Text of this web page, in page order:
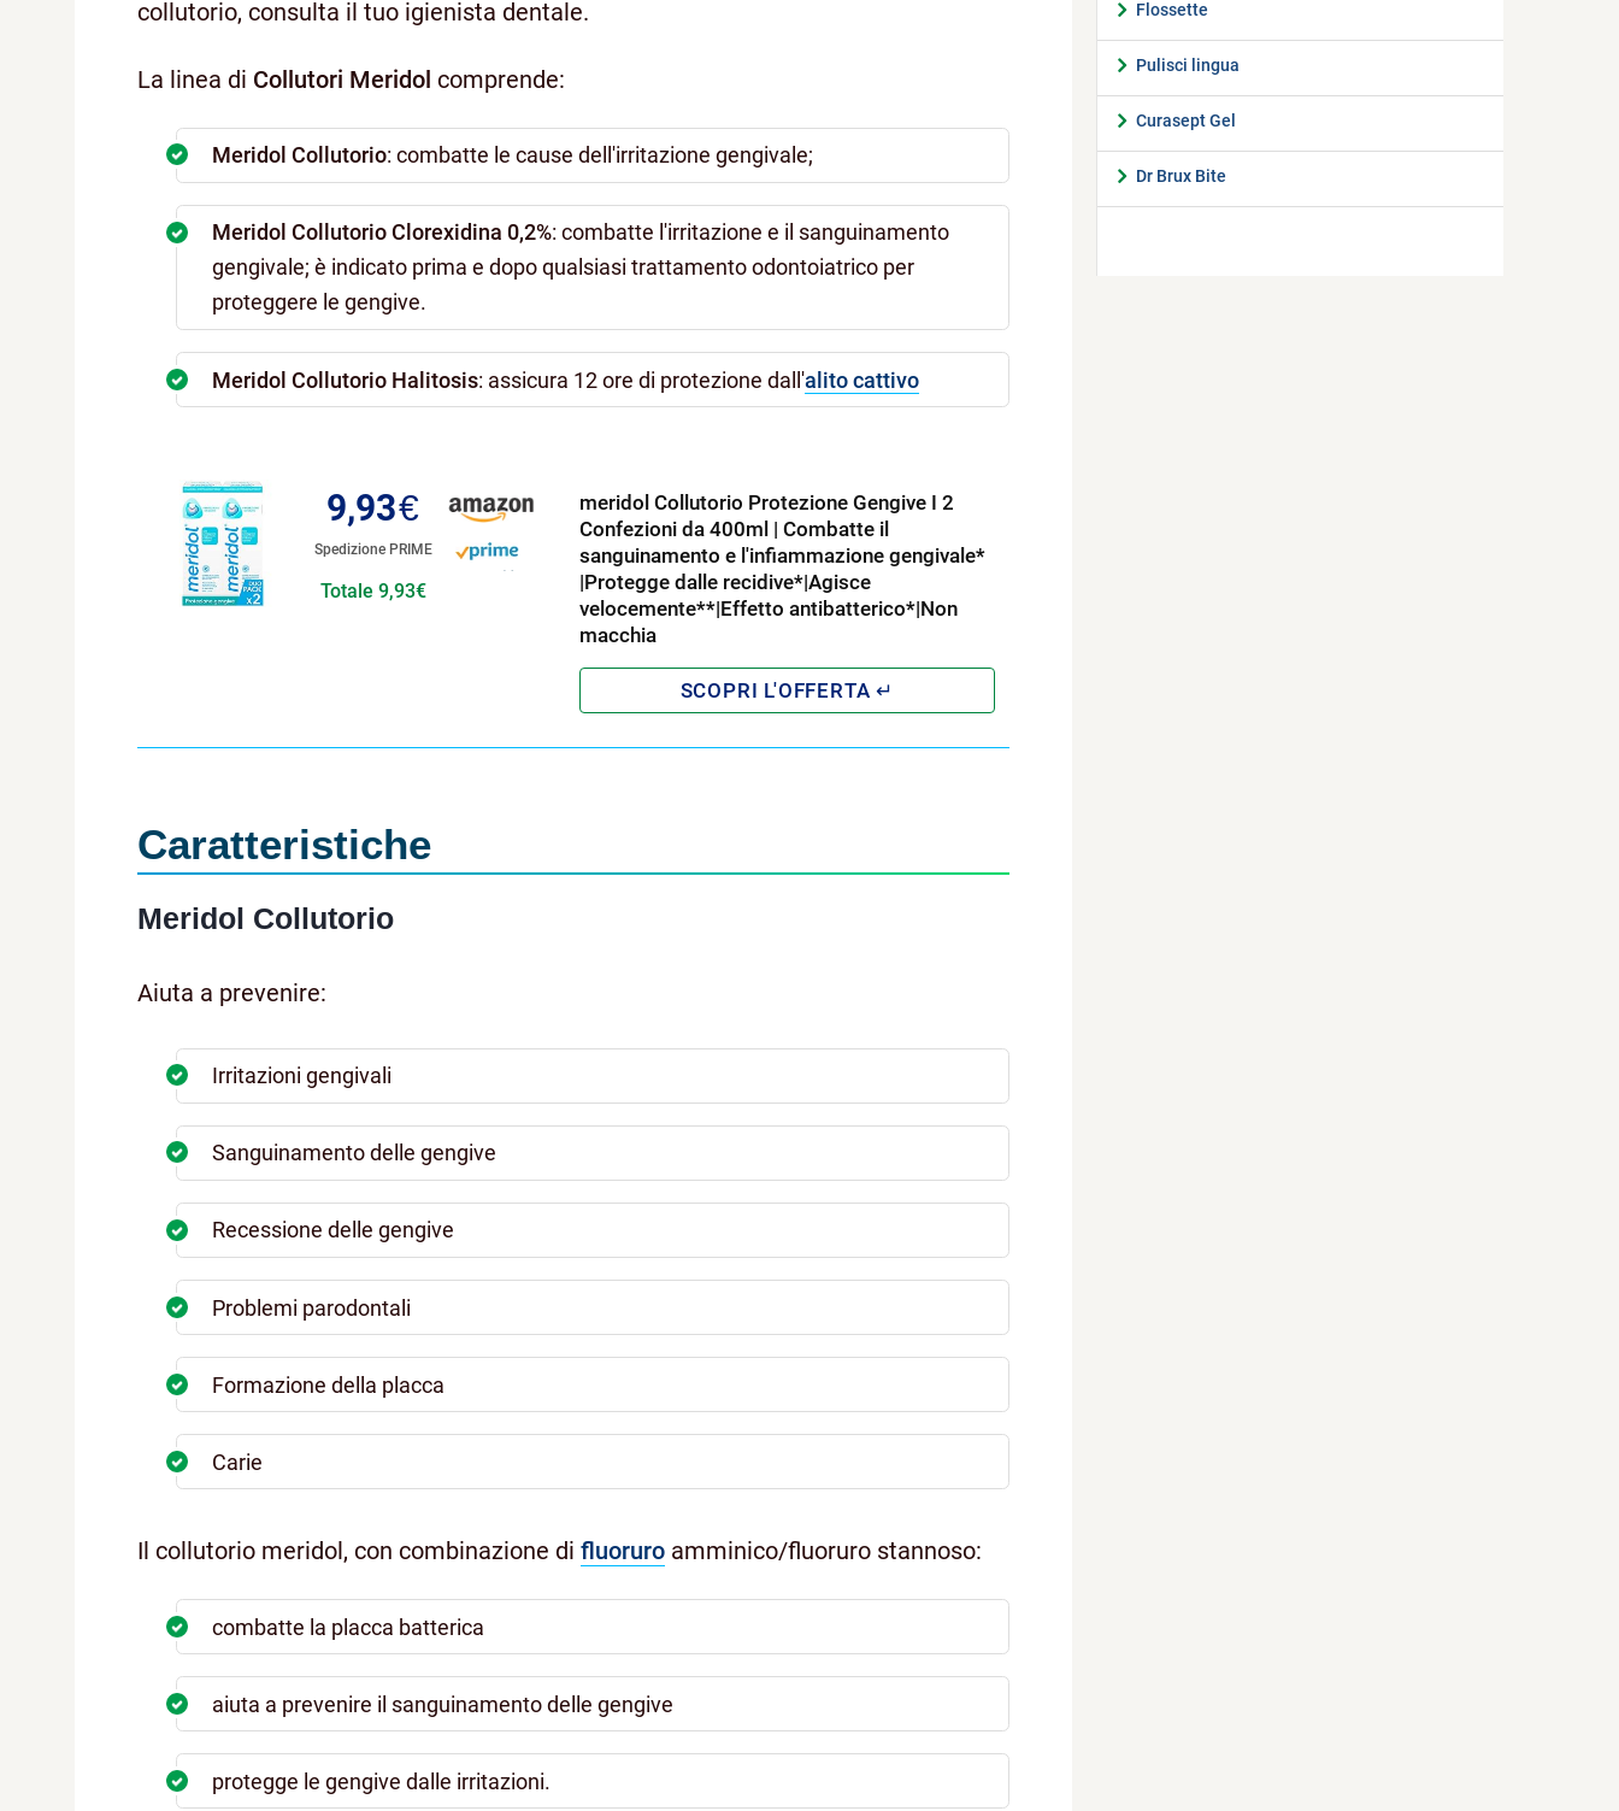
collutorio, consulta il tuo igienista dentale.
La linea di Collutori Meridol comprende:
Meridol Collutorio: combatte le cause dell'irritazione gengivale;
Meridol Collutorio Clorexidina 0,2%: combatte l'irritazione e il sanguinamento
gengivale; è indicato prima e dopo qualsiasi trattamento odontoiatrico per
proteggere le gengive.
Meridol Collutorio Halitosis: assicura 12 ore di protezione dall'alito cattivo
9,93€
Spedizione PRIME
Totale 9,93€
meridol Collutorio Protezione Gengive I 2
Confezioni da 400ml | Combatte il
sanguinamento e l'infiammazione gengivale*
|Protegge dalle recidive*|Agisce
velocemente**|Effetto antibatterico*|Non
macchia
Caratteristiche
Meridol Collutorio
Aiuta a prevenire:
Irritazioni gengivali
Sanguinamento delle gengive
Recessione delle gengive
Problemi parodontali
Formazione della placca
Carie
Il collutorio meridol, con combinazione di fluoruro amminico/fluoruro stannoso:
combatte la placca batterica
aiuta a prevenire il sanguinamento delle gengive
protegge le gengive dalle irritazioni.
Flossette
Pulisci lingua
Curasept Gel
Dr Brux Bite